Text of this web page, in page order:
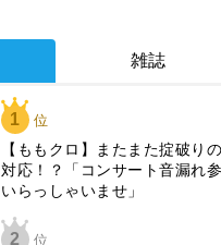
雑誌
1 位
【ももクロ】またまた掟破り
対応！？「コンサート音漏れ
いらっしゃいませ」
2 位